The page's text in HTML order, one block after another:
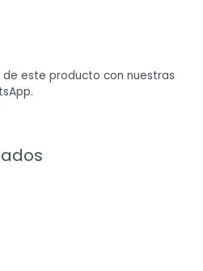
este producto con nuestras